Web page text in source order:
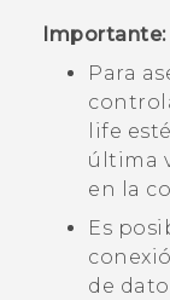
Importante:
Para
life
última
en la
Es
de